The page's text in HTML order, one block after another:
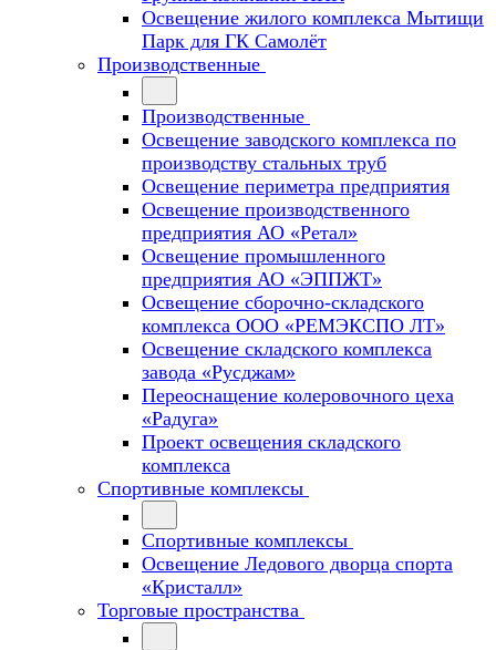
Освещение жилого комплекса Мытищи
Парк для ГК Самолёт
Производственные
Производственные
Освещение заводского комплекса по
производству стальных труб
Освещение периметра предприятия
Освещение производственного
предприятия АО «Ретал»
Освещение промышленного
предприятия АО «ЭППЖТ»
Освещение сборочно-складского
комплекса ООО «РЕМЭКСПО ЛТ»
Освещение складского комплекса
завода «Русджам»
Переоснащение колеровочного цеха
«Радуга»
Проект освещения складского
комплекса
Спортивные комплексы
Спортивные комплексы
Освещение Ледового дворца спорта
«Кристалл»
Торговые пространства